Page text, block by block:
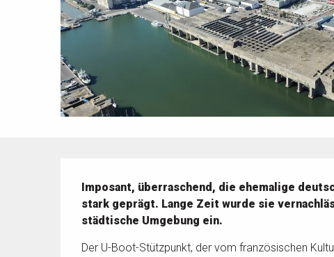
Imposant, überraschend, die ehemalige
stark geprägt. Lange Zeit wurde sie
städtische Umgebung ein.
Der U-Boot-Stützpunkt, der vom französischen